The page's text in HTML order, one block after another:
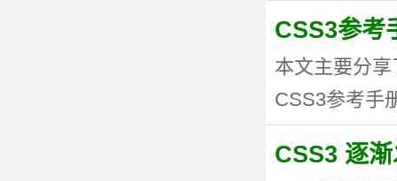
CSS3参考
本文主要分
CSS3参考手
CSS3 逐